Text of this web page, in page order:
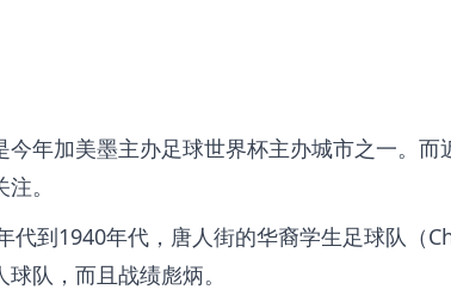
今年加美墨主办足球世界杯主办城市之一。
。
代到1940年代，唐人街的华裔学生足球队（
球队，而且战绩彪炳。